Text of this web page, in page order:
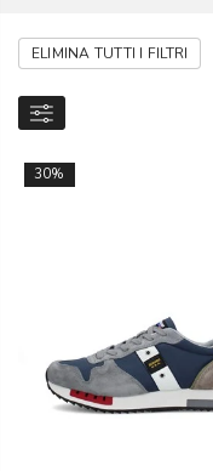
ELIMINA TUTTI I FILTRI
30%